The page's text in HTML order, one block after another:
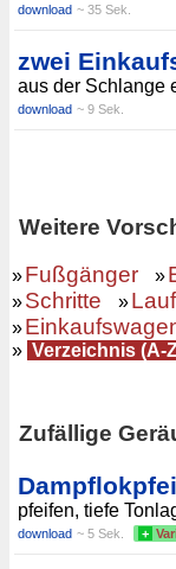
download ~ 35 Sek.
zwei
aus der Schlange
download ~ 9 Sek.
Weitere
»Fußgänger »
»Schritte »
»
» Verzeichnis (A-
Zufällige
pfeifen, tiefe
download ~ 5 Sek. +